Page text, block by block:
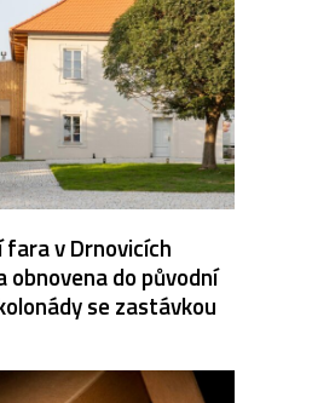
fara v Drnovicích
obnovena do původní
se zastávkou